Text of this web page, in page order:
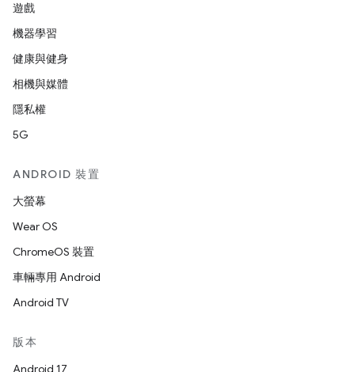
遊戲
機器學習
健康與健身
相機與媒體
隱私權
5G
ANDROID 裝置
大螢幕
Wear OS
ChromeOS 裝置
車輛專用 Android
Android TV
版本
Android 17